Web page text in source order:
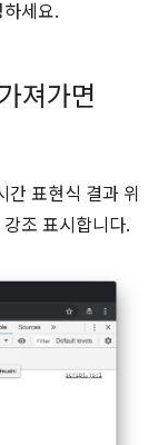
세요.
져가면
표현식 결과 위
조 표시합니다.